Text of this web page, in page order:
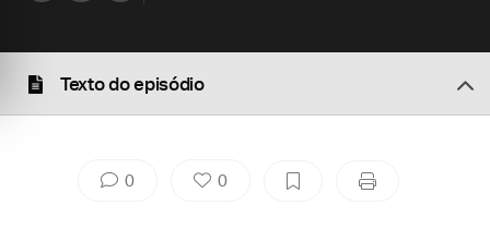
Texto do episódio
0 0